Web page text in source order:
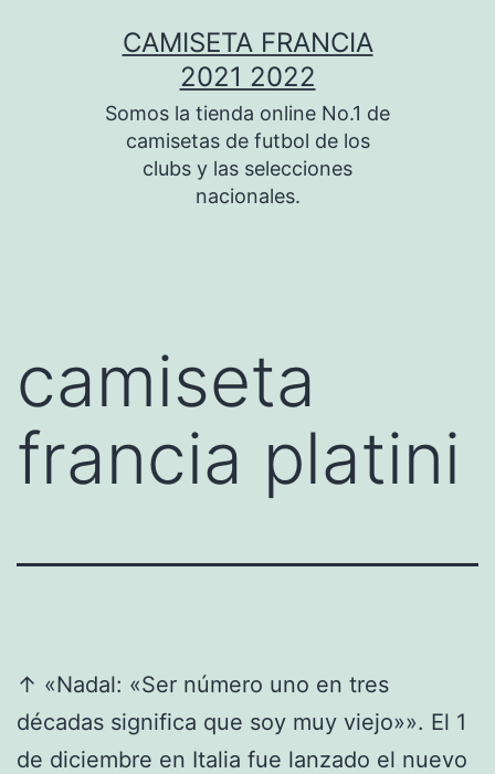
CAMISETA FRANCIA
2021 2022
Somos la tienda online No.1 de
camisetas de futbol de los
clubs y las selecciones
nacionales.
camiseta
francia platini
↑ «Nadal: «Ser número uno en tres
décadas significa que soy muy viejo»». El 1
de diciembre en Italia fue lanzado el nuevo